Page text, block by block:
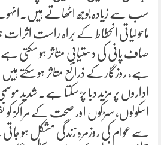
سب سے زیادہ بوجھ اٹھاتے
ماحولیاتی انحطاط کے براہ راست
صاف پانی کی دستیابی متاثر ہو سکتی ہے،
ہے، روزگار کے ذرائع متاثر ہو سکتے
اداروں پر مزید دبا پڑ سکتا ہے۔ شدید
اسکولوں، سڑکوں اور صحت کے مراکز کو
سے عوام کی روزمرہ زندگی مشکل ہو